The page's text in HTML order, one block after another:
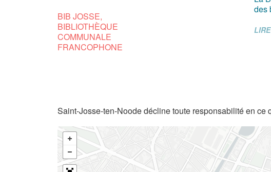
BIB JOSSE,
BIBLIOTHÈQUE
COMMUNALE
FRANCOPHONE
des
Saint-Josse-ten-Noode décline toute responsabilité en ce